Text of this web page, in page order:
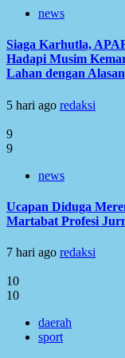
news
Siaga Karhutla,
Hadapi Musim
Lahan dengan
5 hari ago redaksi
9
9
news
Ucapan Diduga
Martabat Profesi
7 hari ago redaksi
10
10
daerah
sport